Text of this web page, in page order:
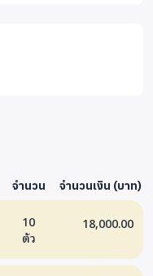
จำนวน จำนวนเงิน (บาท)
10
ตัว
18,000.00